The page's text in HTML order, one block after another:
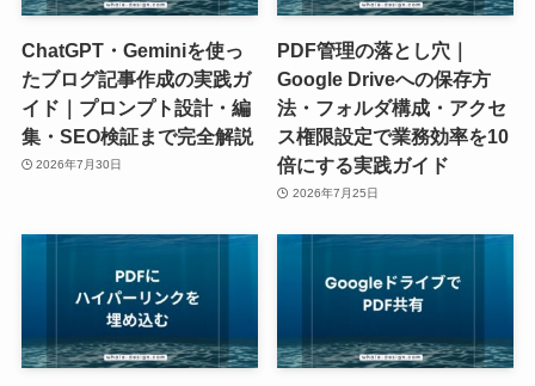
ChatGPT・Geminiを使っ
たブログ記事作成の実践ガ
イド｜プロンプト設計・編
集・SEO検証まで完全解説
2026年7月30日
PDF管理の落とし穴｜
Google Driveへの保存方
法・フォルダ構成・アクセ
ス権限設定で業務効率を10
倍にする実践ガイド
2026年7月25日